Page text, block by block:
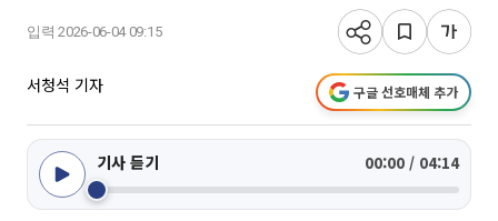
입력 2026-06-04 09:15
서청석 기자 구글 선호매체 추가
기사 듣기 00:00 / 04:14